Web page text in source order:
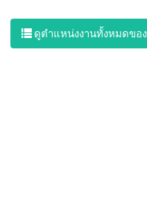
ดูตำแหน่งงานทั้งหมดขอ